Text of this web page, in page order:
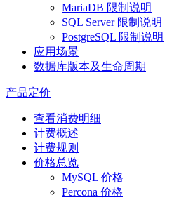
MariaDB 限制说明
SQL Server 限制说明
PostgreSQL 限制说明
应用场景
数据库版本及生命周期
产品定价
查看消费明细
计费概述
计费规则
价格总览
MySQL 价格
Percona 价格